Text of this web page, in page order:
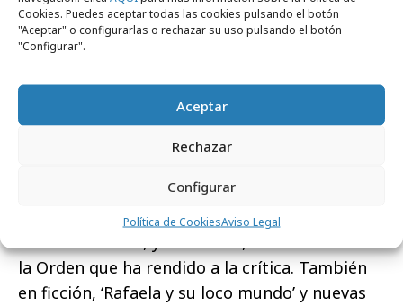
Cookies. Puedes aceptar todas las cookies pulsando el botón
"Aceptar" o configurarlas o rechazar su uso pulsando el botón
"Configurar".
Aceptar
Rechazar
Configurar
Política de CookiesAviso Legal
Por su parte,Atresplayerno deja de crecer y
la nueva generación’, se le unirá este mes de
marzo la serie ‘Perdiendo el juicio’,
protagonizada por Elena Rivera y en abril la
Javier Calvo y Javier Ambrossi. También
llegarán ‘Mar afuera’, con el ídolo juvenil
Gabriel Guevara, y ‘A muerte’, serie de Dani de
la Orden que ha rendido a la crítica. También
en ficción, ‘Rafaela y su loco mundo’ y nuevas